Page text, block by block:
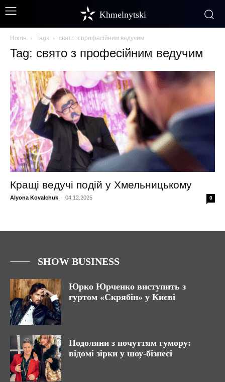
Khmelnytski
Home Tags свято з професійним ведучим
Tag: свято з професійним ведучим
Кращі ведучі подій у Хмельницькому
Alyona Kovalchuk - 04.12.2025 0
SHOW BUSINESS
Юрко Юрченко виступить з
гуртом «Скрябін» у Києві
Подоляни з почуттям гумору:
відомі зірки у шоу-бізнесі